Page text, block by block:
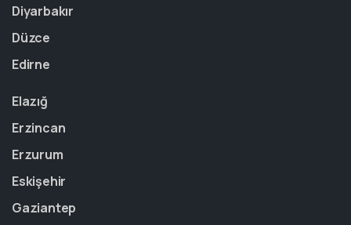
Diyarbakır
Düzce
Edirne
Elazığ
Erzincan
Erzurum
Eskişehir
Gaziantep